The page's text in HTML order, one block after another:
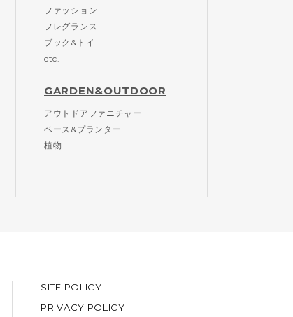
ファッション
フレグランス
ブック&トイ
etc.
GARDEN&OUTDOOR
アウトドアファニチャー
ベース&プランター
植物
SITE POLICY
PRIVACY POLICY